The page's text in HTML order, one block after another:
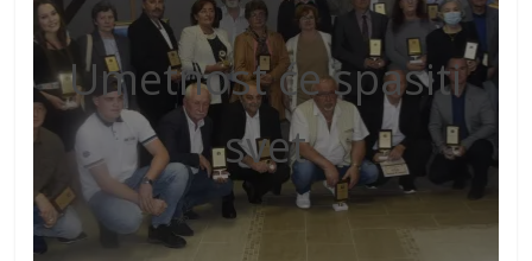
Umetnost će spasiti
svet